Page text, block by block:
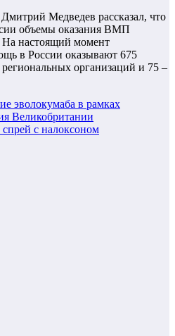
Медведев рассказал, что
объемы оказания ВМП
На настоящий момент
в России оказывают 675
организаций и 75 –
эволокумаба в рамках
Великобритании
с налоксоном